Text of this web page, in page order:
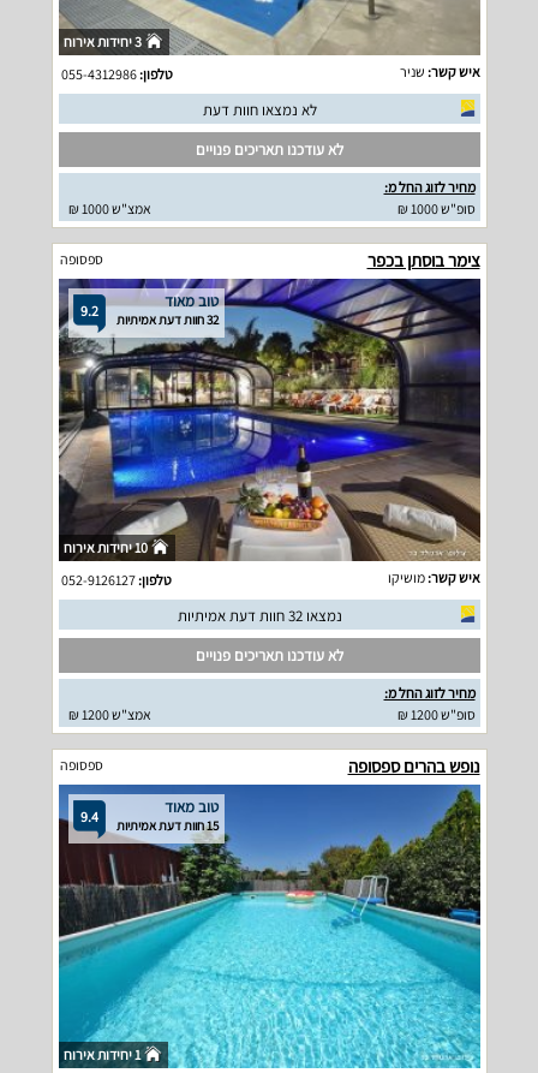
3 יחידות אירוח
איש קשר: שניר טלפון:055-4312986
לא נמצאו חוות דעת
לא עודכנו תאריכים פנויים
מחיר לזוג החל מ:
סופ"ש 1000 ₪
אמצ"ש 1000 ₪
צימר בוסתן בכפר ספסופה
9.2 טוב מאוד
32 חוות דעת אמיתיות
10 יחידות אירוח
איש קשר:מושיקו טלפון:052-9126127
נמצאו 32 חוות דעת אמיתיות
לא עודכנו תאריכים פנויים
מחיר לזוג החל מ:
סופ"ש 1200 ₪
אמצ"ש 1200 ₪
נופש בהרים ספסופה ספסופה
9.4 טוב מאוד
15 חוות דעת אמיתיות
1 יחידות אירוח